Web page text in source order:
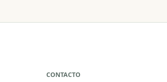
CONTACTO